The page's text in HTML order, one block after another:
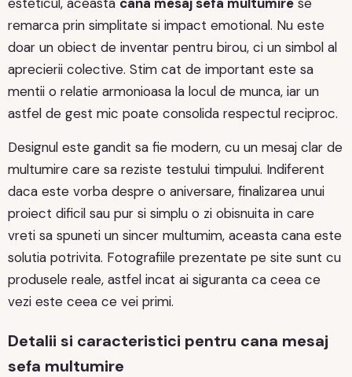
remarca prin simplitate si impact emotional. Nu este
doar un obiect de inventar pentru birou, ci un simbol al
aprecierii colective. Stim cat de important este sa
mentii o relatie armonioasa la locul de munca, iar un
astfel de gest mic poate consolida respectul reciproc.
Designul este gandit sa fie modern, cu un mesaj clar de
multumire care sa reziste testului timpului. Indiferent
daca este vorba despre o aniversare, finalizarea unui
proiect dificil sau pur si simplu o zi obisnuita in care
vreti sa spuneti un sincer multumim, aceasta cana este
solutia potrivita. Fotografiile prezentate pe site sunt cu
produsele reale, astfel incat ai siguranta ca ceea ce
vezi este ceea ce vei primi.
Detalii si caracteristici pentru cana mesaj
sefa multumire